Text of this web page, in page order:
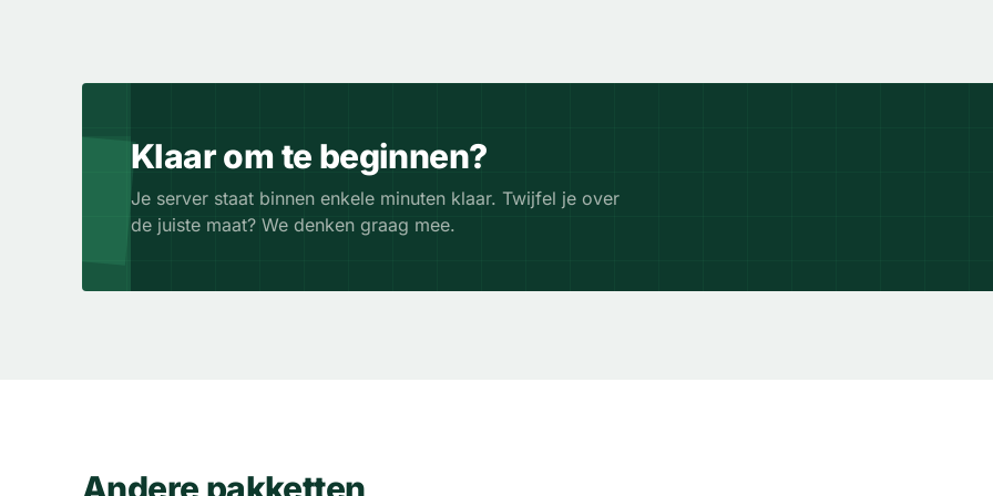
Klaar om te beginnen?
Je server staat binnen enkele minuten klaar. Twijfel je over
de juiste maat? We denken graag mee.